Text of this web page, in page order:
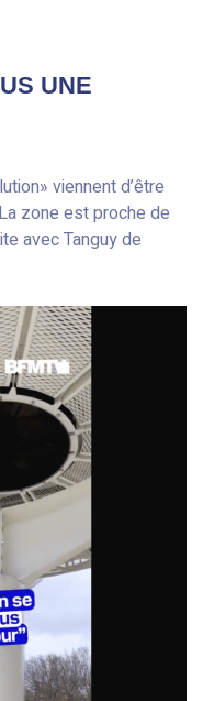
UNE
viennent d’être
zone est proche de
avec Tanguy de